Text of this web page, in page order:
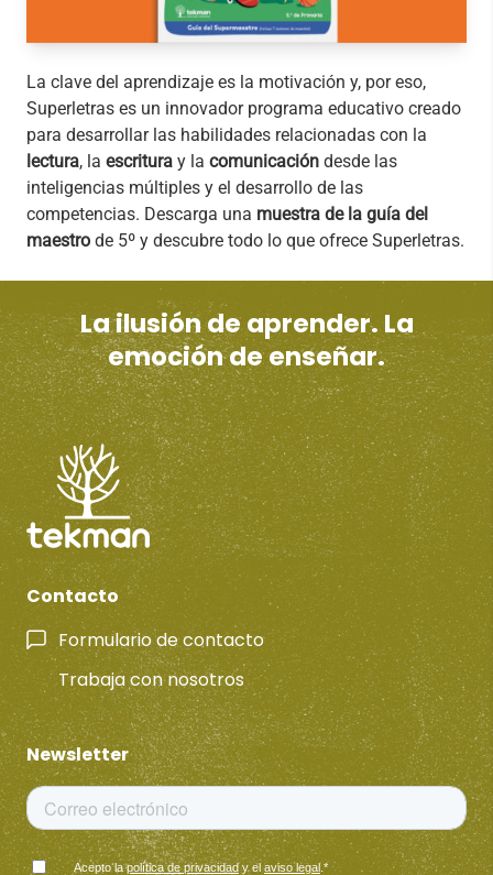
La clave del aprendizaje es la motivación y, por eso,
Superletras es un innovador programa educativo creado
para desarrollar las habilidades relacionadas con la
lectura, la escritura y la comunicación desde las
inteligencias múltiples y el desarrollo de las
competencias. Descarga una muestra de la guía del
maestro de 5º y descubre todo lo que ofrece Superletras.
La ilusión de aprender. La
emoción de enseñar.
Contacto
Formulario de contacto
Trabaja con nosotros
Newsletter
Acepto lapolítica de privacidady el aviso legal.*